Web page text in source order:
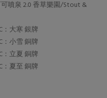
噴泉 2.0 香草樂園/Stout &
大寒 銀牌
小雪 銅牌
立夏 銅牌
夏至 銅牌